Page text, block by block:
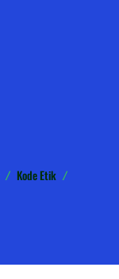
Kode Etik